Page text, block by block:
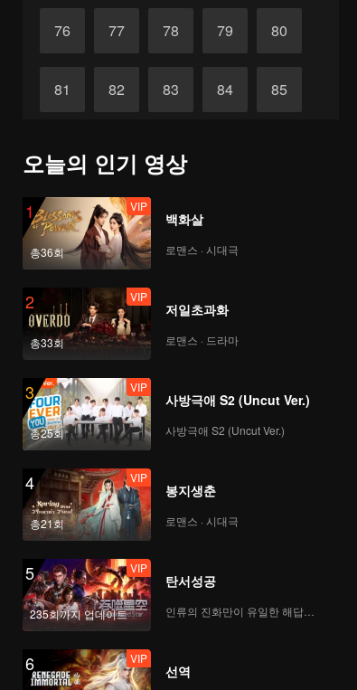
76 77 78 79 80
81 82 83 84 85
오늘의 인기 영상
1
총36회
VIP
백화살
로맨스 · 시대극
2
총33회
VIP
저일초과화
로맨스 · 드라마
3
총25회
VIP
사방극애 S2 (Uncut Ver.)
사방극애 S2 (Uncut Ver.)
4
총21회
VIP
봉지생춘
로맨스 · 시대극
5
235회까지 업데이트
VIP
탄서성공
인류의 진화만이 유일한 해답이다
6 VIP
선역